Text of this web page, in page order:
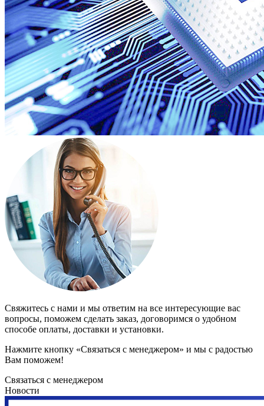
Свяжитесь с нами и мы ответим на все интересующие вас
вопросы, поможем сделать заказ, договоримся о удобном
способе оплаты, доставки и установки.
Нажмите кнопку «Связаться с менеджером» и мы с радостью
Вам поможем!
Связаться с менеджером
Новости